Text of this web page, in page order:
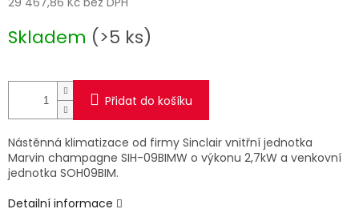
cena:
Skladem (>5 ks)
Přidat do košíku
Nástěnná klimatizace od firmy Sinclair vnitřní jednotka
Marvin champagne SIH-09BIMW o výkonu 2,7kW a venkovní
jednotka SOH09BIM.
Detailní informace